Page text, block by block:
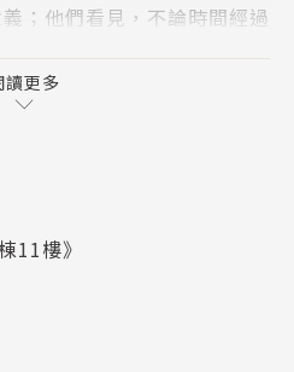
；他們看見，不論時間經過
的是非予選擇，最重要的
事，重點不是事情本身，而
讀更多
11樓》